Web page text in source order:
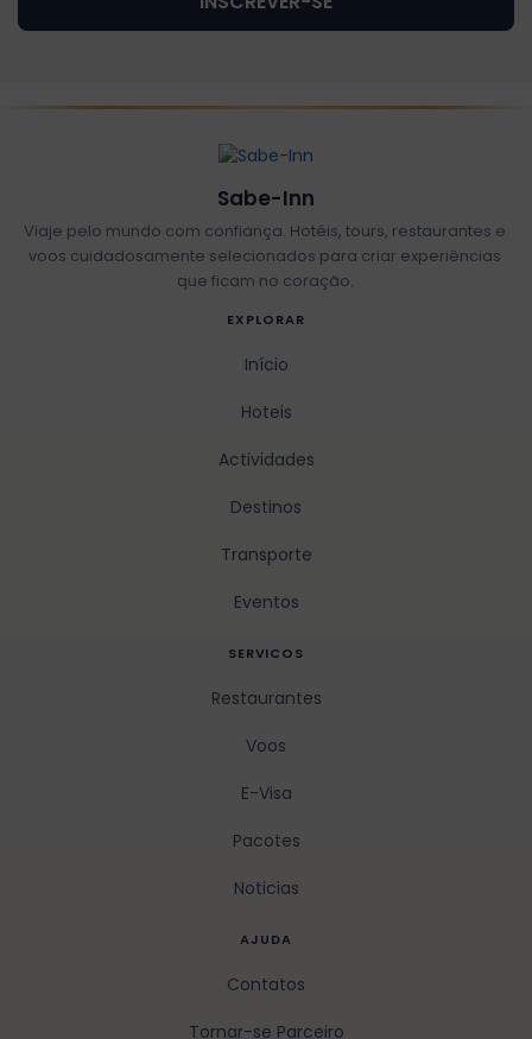
Sabe-Inn
Viaje pelo mundo com confiança. Hotéis, tours, restaurantes e
voos cuidadosamente selecionados para criar experiências
que ficam no coração.
EXPLORAR
Início
Hoteis
Actividades
Destinos
Transporte
Eventos
SERVICOS
Restaurantes
Voos
E-Visa
Pacotes
Noticias
AJUDA
Contatos
Tornar-se Parceiro